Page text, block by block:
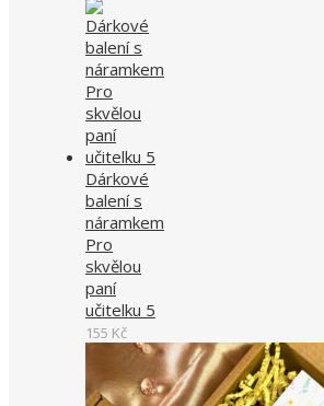
Dárkové
balení s
náramkem
Pro
skvělou
paní
učitelku 5
155 Kč